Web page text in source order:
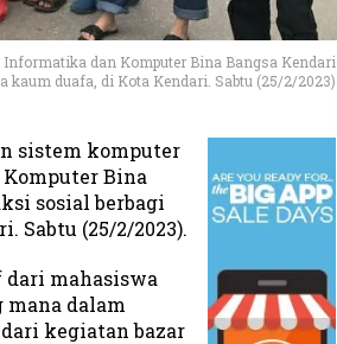
dan Komputer Bina Bangsa Kendari
duafa, di Kota Kendari. Sabtu (25/2/2023)
sistem komputer
Bina
sosial berbagi
Sabtu (25/2/2023).
mahasiswa
mana dalam
kegiatan bazar